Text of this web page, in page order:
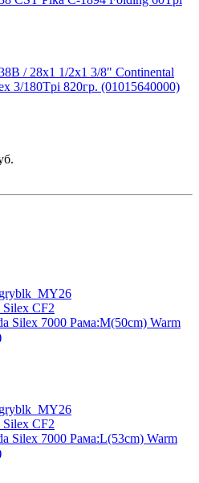
/ 28x1 1/2х1 3/8" Continental
3/180Tpi 820гр. (01015640000)
Silex 7000 Рама:M(50cm) Warm
Silex 7000 Рама:L(53cm) Warm